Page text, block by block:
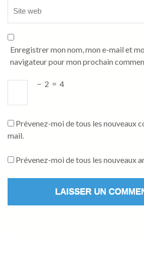
Enregistrer mon nom, mon e-mail et
navigateur pour mon prochain
− 2 = 4
Prévenez-moi de tous les nouveaux
mail.
Prévenez-moi de tous les nouveaux